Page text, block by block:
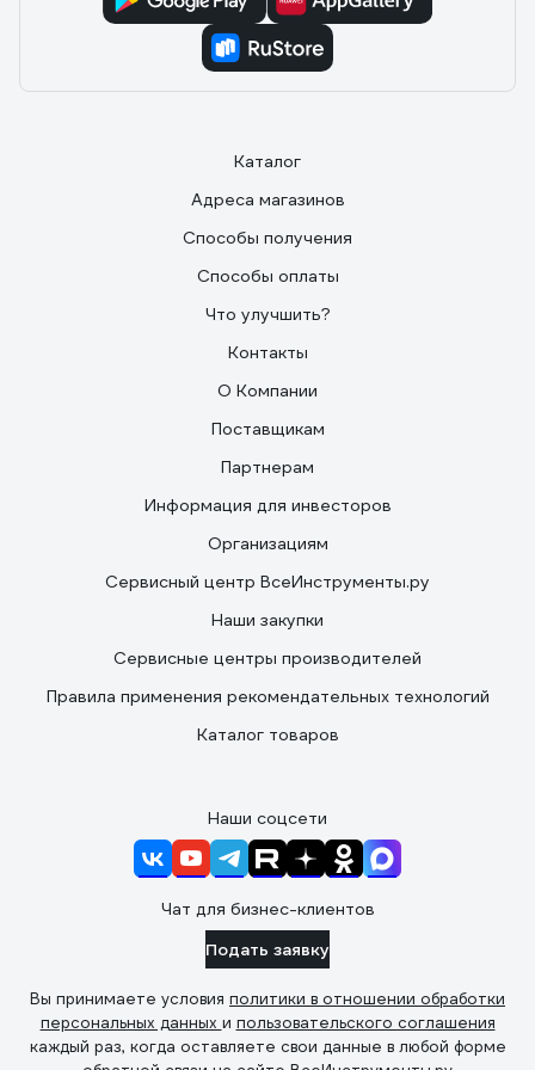
Каталог
Адреса магазинов
Способы получения
Способы оплаты
Что улучшить?
Контакты
О Компании
Поставщикам
Партнерам
Информация для инвесторов
Организациям
Сервисный центр ВсеИнструменты.ру
Наши закупки
Сервисные центры производителей
Правила применения рекомендательных технологий
Каталог товаров
Наши соцсети
Чат для бизнес-клиентов
Подать заявку
Вы принимаете условия политики в отношении обработки
персональных данных и пользовательского соглашения
каждый раз, когда оставляете свои данные в любой форме